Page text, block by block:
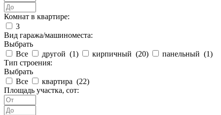
Комнат в квартире:
3
Вид гаража/машиноместа:
Выбрать
Все
другой (1) кирпичный (20) панельный (1)
Тип строения:
Выбрать
Все
квартира (22)
Площадь участка, сот: